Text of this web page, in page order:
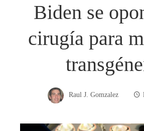
Biden se
cirugía para
Raul J. Gomzalez